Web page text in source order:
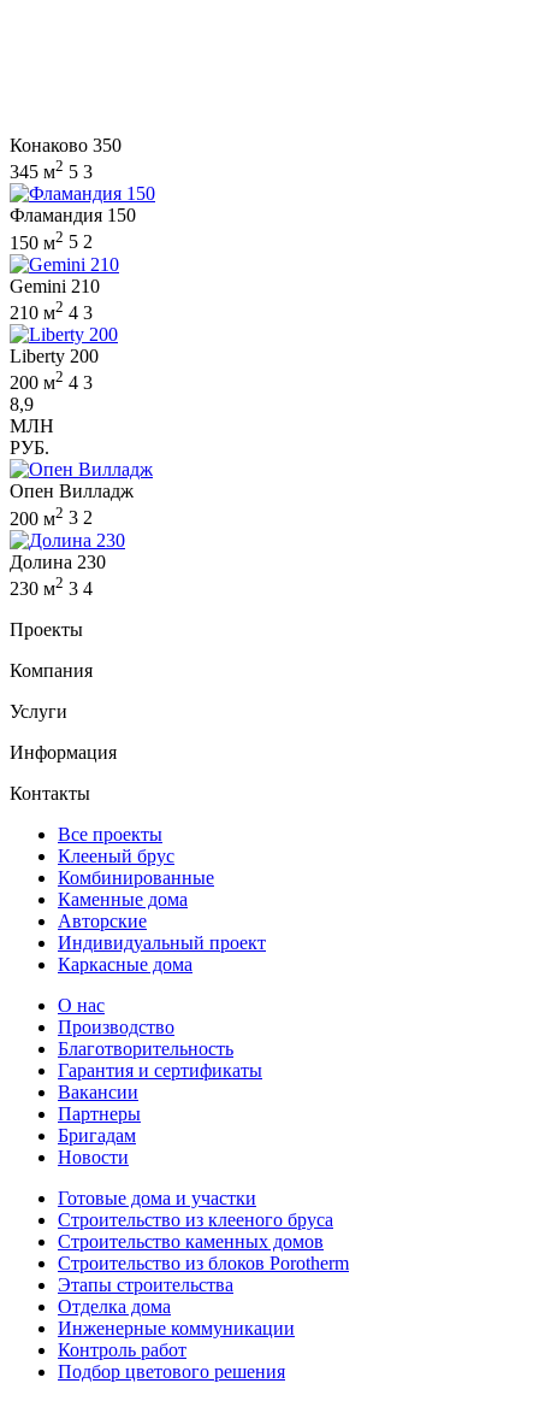
Конаково 350
345 м2 5 3
Фламандия 150
150 м2 5 2
Gemini 210
210 м2 4 3
Liberty 200
200 м2 4 3
8,9
МЛН
РУБ.
Опен Вилладж
200 м2 3 2
Долина 230
230 м2 3 4
Проекты
Компания
Услуги
Информация
Контакты
Все проекты
Клееный брус
Комбинированные
Каменные дома
Авторские
Индивидуальный проект
Каркасные дома
О нас
Производство
Благотворительность
Гарантия и сертификаты
Вакансии
Партнеры
Бригадам
Новости
Готовые дома и участки
Строительство из клееного бруса
Строительство каменных домов
Строительство из блоков Porotherm
Этапы строительства
Отделка дома
Инженерные коммуникации
Контроль работ
Подбор цветового решения